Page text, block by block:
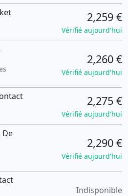
2,259 €
Vérifié aujourd'hui
2,260 €
Vérifié aujourd'hui
2,275 €
Vérifié aujourd'hui
De
2,290 €
Vérifié aujourd'hui
Indisponible